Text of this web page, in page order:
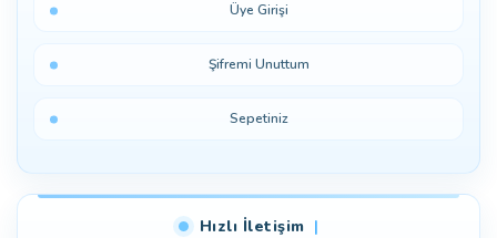
Üye Girişi
Şifremi Unuttum
Sepetiniz
Hızlı İletişim